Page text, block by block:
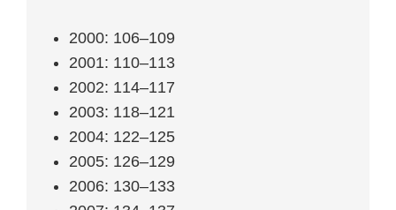
2000: 106–109
2001: 110–113
2002: 114–117
2003: 118–121
2004: 122–125
2005: 126–129
2006: 130–133